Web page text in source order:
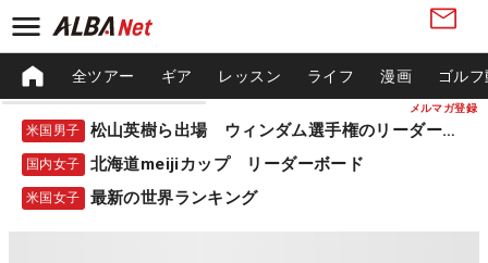
メルマガ登録
全ツアー ギア レッスン ライフ 漫画 ゴル
米国男子 松山英樹ら出場 ウィンダム選手権のリーダーボード
国内女子 北海道meijiカップ リーダーボード
米国女子 最新の世界ランキング